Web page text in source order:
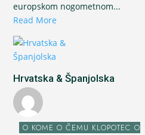
europskom nogometnom...
Read More
Hrvatska & Španjolska
O KOME O ČEMU KLOPOTEC O